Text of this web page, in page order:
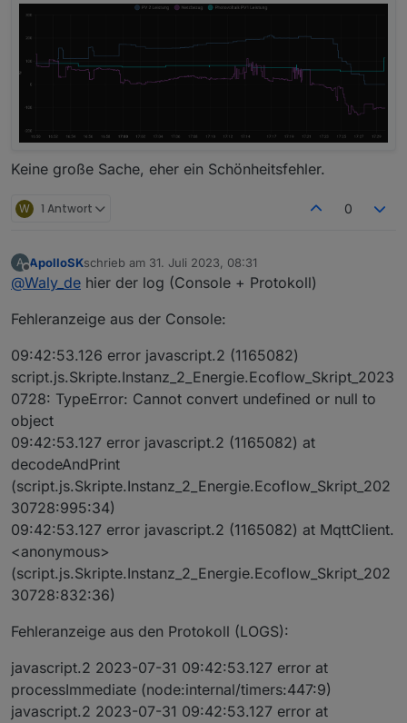
Keine große Sache, eher ein Schönheitsfehler.
W 1 Antwort 0
A
Offline
ApolloSKschrieb am 31. Juli 2023, 08:31
zuletzt editiert von
@Waly_de hier der log (Console + Protokoll)
Fehleranzeige aus der Console:
09:42:53.126 error javascript.2 (1165082)
script.js.Skripte.Instanz_2_Energie.Ecoflow_Skript_2023
0728: TypeError: Cannot convert undefined or null to
object
09:42:53.127 error javascript.2 (1165082) at
decodeAndPrint
(script.js.Skripte.Instanz_2_Energie.Ecoflow_Skript_202
30728:995:34)
09:42:53.127 error javascript.2 (1165082) at MqttClient.
<anonymous>
(script.js.Skripte.Instanz_2_Energie.Ecoflow_Skript_202
30728:832:36)
Fehleranzeige aus den Protokoll (LOGS):
javascript.2 2023-07-31 09:42:53.127 error at
processImmediate (node:internal/timers:447:9)
javascript.2 2023-07-31 09:42:53.127 error at